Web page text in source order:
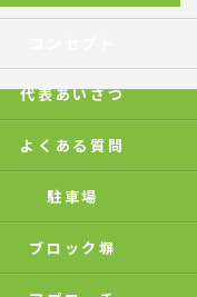
代表あいさつ
よくある質問
駐車場
ブロック塀